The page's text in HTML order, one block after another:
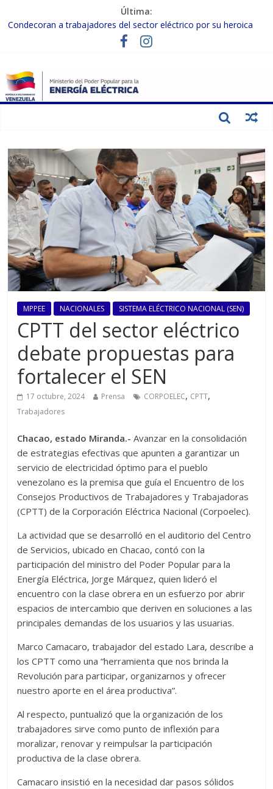
Última:
Condecoran a trabajadores del sector eléctrico por su heroica
labor tras el doble sismo del 24-J
Gobierno Nacional coordina acciones con el sector privado para
Inspeccionan trabajos de rehabilitación en instalaciones del SEN
en Carabobo
Gobierno Nacional activa plan preventivo para fortalecer el SEN
MPPEE NACIONALES SISTEMA ELÉCTRICO NACIONAL (SEN)
CPTT del sector eléctrico
debate propuestas para
fortalecer el SEN
17 octubre, 2024 Prensa CORPOELEC, CPTT,
Trabajadores
Chacao, estado Miranda.- Avanzar en la consolidación
de estrategias efectivas que apunten a garantizar un
servicio de electricidad óptimo para el pueblo
venezolano es la premisa que guía el Encuentro de los
Consejos Productivos de Trabajadores y Trabajadoras
(CPTT) de la Corporación Eléctrica Nacional (Corpoelec).
La actividad que se desarrolló en el auditorio del Centro
de Servicios, ubicado en Chacao, contó con la
participación del ministro del Poder Popular para la
Energía Eléctrica, Jorge Márquez, quien lideró el
encuentro con la clase obrera en un esfuerzo por abrir
espacios de intercambio que deriven en soluciones a las
principales demandas de los usuarios y las usuarias.
Marco Camacaro, trabajador del estado Lara, describe a
los CPTT como una “herramienta que nos brinda la
Revolución para participar, organizarnos y ofrecer
nuestro aporte en el área productiva”.
Al respecto, puntualizó que la organización de los
trabajadores sirve como punto de inflexión para
moralizar, renovar y reimpulsar la participación
productiva de la clase obrera.
Camacaro insistió en la necesidad dar pasos sólidos